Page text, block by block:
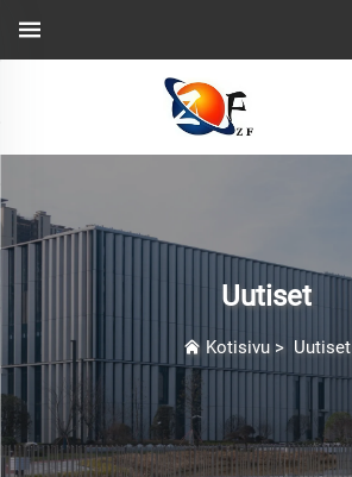
Uutiset
Kotisivu> Uutiset